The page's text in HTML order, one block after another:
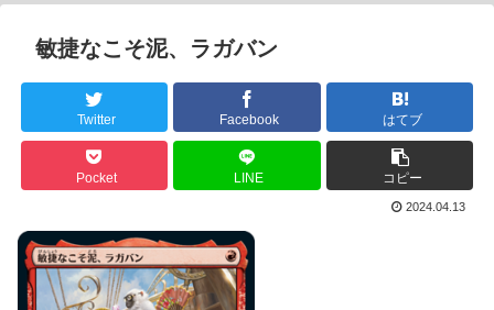
敏捷なこそ泥、ラガバン
Twitter Facebook はてブ
Pocket LINE コピー
2024.04.13